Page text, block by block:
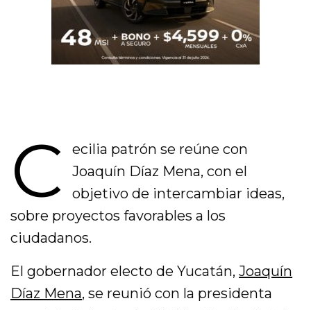
C
ecilia patrón se reúne con
Joaquín Díaz Mena, con el
objetivo de intercambiar ideas,
sobre proyectos favorables a los
ciudadanos.
El gobernador electo de Yucatán,Joaquín
Díaz Mena, se reunió con la presidenta